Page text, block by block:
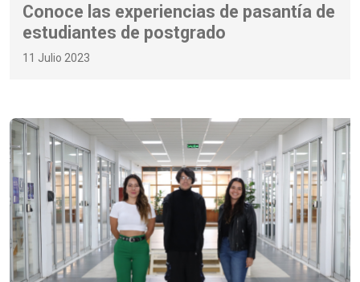
Conoce las experiencias de pasantía de
estudiantes de postgrado
11 Julio 2023